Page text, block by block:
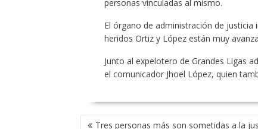
personas vinculadas al mismo.
El órgano de administración de
heridos Ortiz y López están muy
Junto al expelotero de Grandes Ligas
el comunicador Jhoel López, quien
POSTTres personas más son sometidas a la